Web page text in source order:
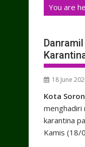
You are
18 June
Kota
menghadiri
karantina
Kamis (18/